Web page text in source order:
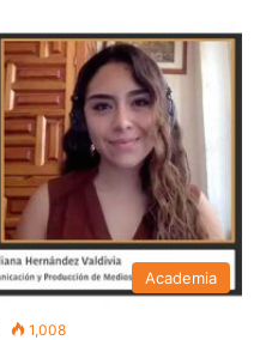
Academia
1,008